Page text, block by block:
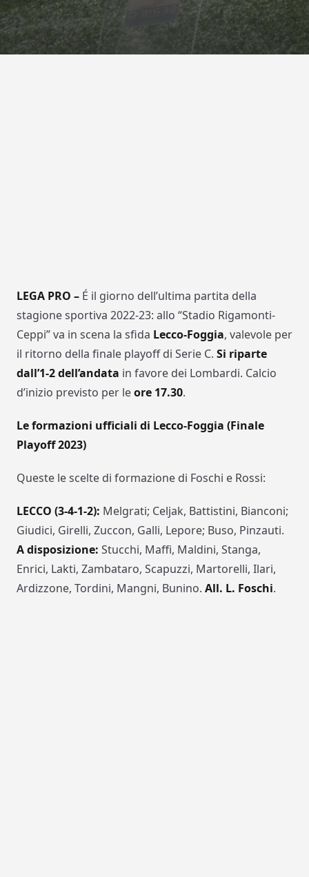
LEGA PRO – É il giorno dell’ultima partita della
stagione sportiva 2022-23: allo “Stadio Rigamonti-
Ceppi” va in scena la sfida Lecco-Foggia, valevole per
il ritorno della finale playoff di Serie C. Si riparte
dall’1-2 dell’andata in favore dei Lombardi. Calcio
d’inizio previsto per leore 17.30.
Le formazioni ufficiali di Lecco-Foggia (Finale
Playoff 2023)
Queste le scelte di formazione di Foschi e Rossi:
LECCO (3-4-1-2): Melgrati; Celjak, Battistini, Bianconi;
Giudici, Girelli, Zuccon, Galli, Lepore; Buso, Pinzauti.
A disposizione: Stucchi, Maffi, Maldini, Stanga,
Enrici, Lakti, Zambataro, Scapuzzi, Martorelli, Ilari,
Ardizzone, Tordini, Mangni, Bunino. All. L. Foschi.